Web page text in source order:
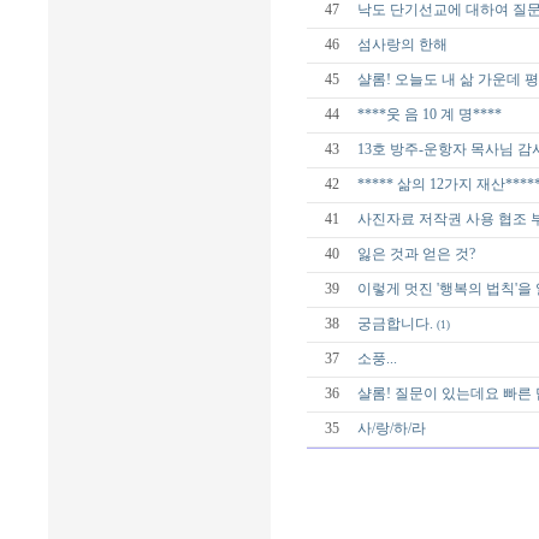
47 낙도 단기선교에 대하여 질
46 섬사랑의 한해
45 샬롬! 오늘도 내 삶 가운데
44 ****웃 음 10 계 명****
43 13호 방주-운항자 목사님 감
42 ***** 삶의 12가지 재산
41 사진자료 저작권 사용 협조
40 잃은 것과 얻은 것?
39 이렇게 멋진 '행복의 법칙'을
38 궁금합니다. (1)
37 소풍...
36 샬롬! 질문이 있는데요 빠른
35 사/랑/하/라